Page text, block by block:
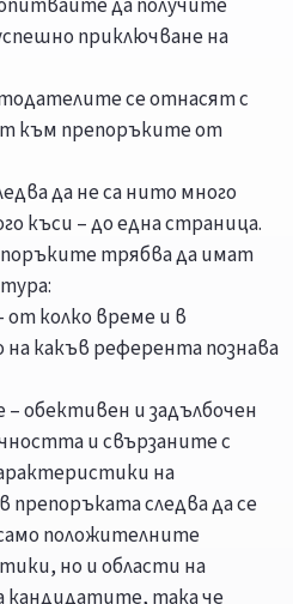
да получите
приключване на
се отнасят с
към препоръките от
да не са нито много
къси – до една страница.
трябва да имат
от колко време и в
какъв референта познава
обективен и задълбочен
и свързаните с
на
препоръката следва да се
положителните
но и области на